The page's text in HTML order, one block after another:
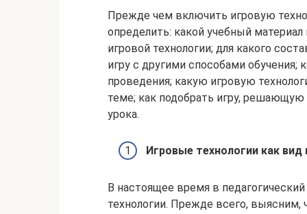
Прежде чем включить игровую
определить: какой учебный
игровой технологии; для какого
игру с другими способами обучения;
проведения; какую игровую
теме; как подобрать игру,
урока.
Игровые технологии как вид
В настоящее время в
технологии. Прежде всего, выясним,